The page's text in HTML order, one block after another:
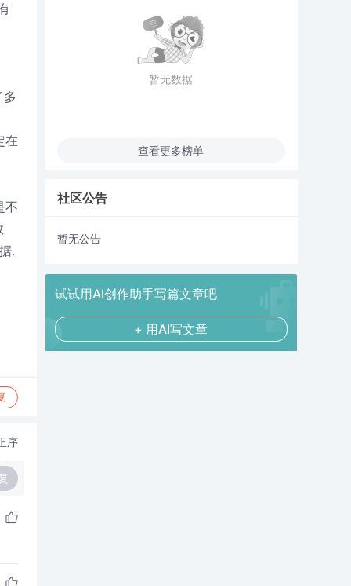
多
在
不
.
序
暂无数据
查看更多榜单
社区公告
暂无公告
试试用AI创作助手写篇文章吧
+ 用AI写文章